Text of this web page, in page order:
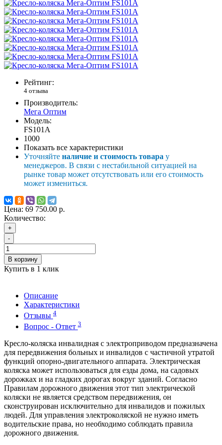
Рейтинг:
4 отзыва
Производитель:
Мега Оптим
Модель:
FS101A
1000
Показать все характеристики
Уточняйте наличие и стоимость товара у
менеджеров. В связи с нестабильной ситуацией на
рынке товар может отсутствовать или его стоимость
может измениться.
Цена: 69 750.00 р.
Количество:
+
-
В корзину
Купить в 1 клик
Описание
Характеристики
Отзывы 4
Вопрос - Ответ 3
Кресло-коляска инвалидная с электроприводом предназначена
для передвижения больных и инвалидов с частичной утратой
функций опорно-двигательного аппарата. Электрическая
коляска может использоваться для езды дома, на садовых
дорожках и на гладких дорогах вокруг зданий. Согласно
Правилам дорожного движения этот тип электрической
коляски не является средством передвижения, он
сконструирован исключительно для инвалидов и пожилых
людей. Для управления электроколяской не нужно иметь
водительские права, но необходимо соблюдать правила
дорожного движения.